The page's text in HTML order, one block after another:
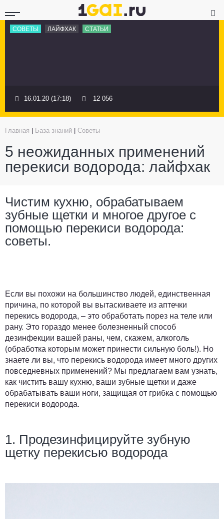
СОВЕТЫ ЛАЙФХАК СТАТЬИ
16.01.20 (17:18) 12 056
Главная База знаний Советы
5 неожиданных применений
перекиси водорода: лайфхак
Чистим кухню, обрабатываем
зубные щетки и многое другое с
помощью перекиси водорода:
советы.
Если вы похожи на большинство людей, единственная
причина, по которой вы вытаскиваете из аптечки
перекись водорода, – это обработать порез на теле или
рану. Это гораздо менее болезненный способ
дезинфекции вашей раны, чем, скажем, алкоголь
(обработка которым может принести сильную боль!). Но
знаете ли вы, что перекись водорода имеет много других
повседневных применений? Мы предлагаем вам узнать,
как чистить вашу кухню, ваши зубные щетки и даже
обрабатывать ваши ноги, защищая от грибка с помощью
перекиси водорода.
1. Продезинфицируйте зубную
щетку перекисью водорода